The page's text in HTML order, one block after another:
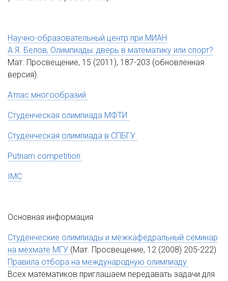
Научно-образовательный центр при МИАН
А.Я. Белов, Олимпиады: дверь в математику или спорт?
Мат. Просвещение, 15 (2011), 187-203 (обновленная
версия).
Атлас многообразий
Студенческая олимпиада МФТИ
Студенческая олимпиада в СПБГУ
Putnam competition
IMC
Основная информация
Студенческие олимпиады и межкафедральный семинар
на мехмате МГУ (Мат. Просвещение, 12 (2008) 205-222)
Правила отбора на международную олимпиаду
Всех математиков приглашаем передавать задачи для